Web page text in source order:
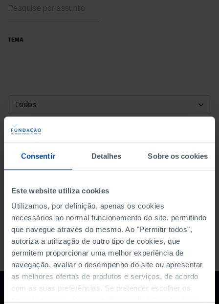
Consentir Detalhes Sobre os cookies
Este website utiliza cookies
Utilizamos, por definição, apenas os cookies
necessários ao normal funcionamento do site, permitindo
que navegue através do mesmo. Ao "Permitir todos",
autoriza a utilização de outro tipo de cookies, que
permitem proporcionar uma melhor experiência de
navegação, avaliar o desempenho do site ou apresentar
as melhores ofertas de produtos e serviços, de acordo
com as suas preferências. Se pretender escolher os
TEMA
DATA DE INÍCIO
DATA DE FIM